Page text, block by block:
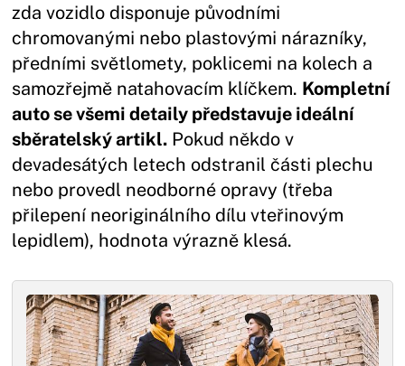
zda vozidlo disponuje původními
chromovanými nebo plastovými nárazníky,
předními světlomety, poklicemi na kolech a
samozřejmě natahovacím klíčkem. Kompletní
auto se všemi detaily představuje ideální
sběratelský artikl. Pokud někdo v
devadesátých letech odstranil části plechu
nebo provedl neodborné opravy (třeba
přilepení neoriginálního dílu vteřinovým
lepidlem), hodnota výrazně klesá.